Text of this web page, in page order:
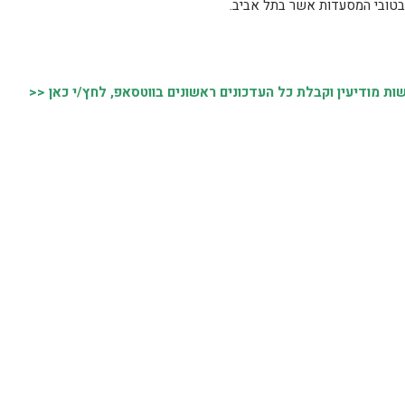
בטובי המסעדות אשר בתל אביב.
וקבלת כל העדכונים ראשונים בווטסאפ, לחץ/י כאן <<